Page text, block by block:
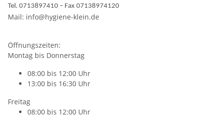
Tel. 0713897410 – Fax 07138974120
Mail: info@hygiene-klein.de
Öffnungszeiten:
Montag bis Donnerstag
08:00 bis 12:00 Uhr
13:00 bis 16:30 Uhr
Freitag
08:00 bis 12:00 Uhr